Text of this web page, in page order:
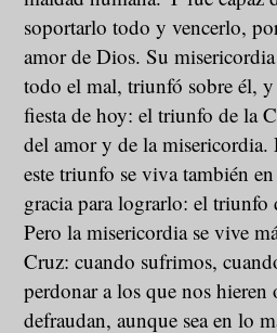
soportarlo todo y vencerlo,
amor de Dios. Su
todo el mal, triunfó sobre él,
fiesta de hoy: el triunfo de la
del amor y de la misericordia.
este triunfo se viva también
gracia para lograrlo: el triunfo
Pero la misericordia se vive
Cruz: cuando sufrimos,
perdonar a los que nos hieren
defraudan, aunque sea en lo